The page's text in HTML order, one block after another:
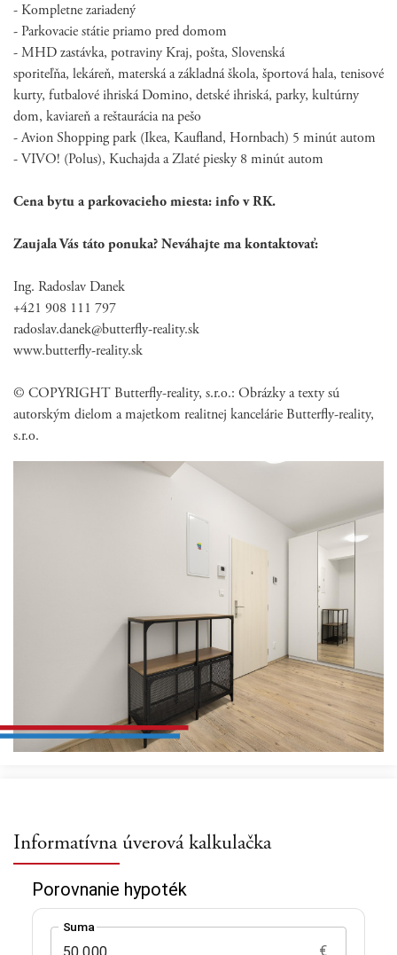
- Kompletne zariadený
- Parkovacie státie priamo pred domom
- MHD zastávka, potraviny Kraj, pošta, Slovenská
sporiteľňa, lekáreň, materská a základná škola, športová hala, tenisové
kurty, futbalové ihriská Domino, detské ihriská, parky, kultúrny
dom, kaviareň a reštaurácia na pešo
- Avion Shopping park (Ikea, Kaufland, Hornbach) 5 minút autom
- VIVO! (Polus), Kuchajda a Zlaté piesky 8 minút autom
Cena bytu a parkovacieho miesta: info v RK.
Zaujala Vás táto ponuka? Neváhajte ma kontaktovať:
Ing. Radoslav Danek
+421 908 111 797
radoslav.danek@butterfly-reality.sk
www.butterfly-reality.sk
© COPYRIGHT Butterfly-reality, s.r.o.: Obrázky a texty sú
autorským dielom a majetkom realitnej kancelárie Butterfly-reality,
s.r.o.
Informatívna úverová kalkulačka